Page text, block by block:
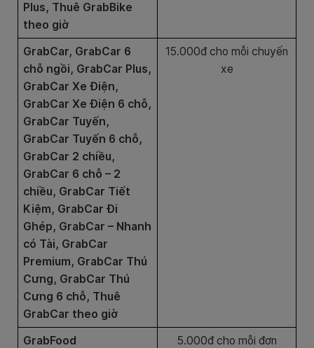
Plus, Thuê GrabBike
theo giờ
GrabCar, GrabCar 6
chỗ ngồi, GrabCar Plus,
GrabCar Xe Điện,
GrabCar Xe Điện 6 chỗ,
GrabCar Tuyến,
GrabCar Tuyến 6 chỗ,
GrabCar 2 chiều,
GrabCar 6 chỗ – 2
chiều, GrabCar Tiết
Kiệm, GrabCar Đi
Ghép, GrabCar – Nhanh
có Tài, GrabCar
Premium, GrabCar Thú
Cưng, GrabCar Thú
Cưng 6 chỗ, Thuê
GrabCar theo giờ
15.000đ cho mỗi chuyến
xe
GrabFood
5.000đ cho mỗi đơn